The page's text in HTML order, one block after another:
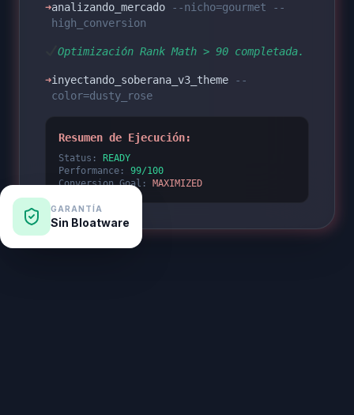
➜analizando_mercado
--nicho=gourmet --
high_conversion
Optimización Rank Math > 90 completada.
➜inyectando_soberana_v3_theme
--
color=dusty_rose
Resumen de Ejecución:
Status:
READY
Performance: 99/100
Conversion_Goal: MAXIMIZED
GARANTÍA
Sin Bloatware